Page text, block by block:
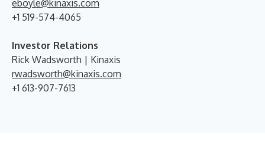
eboyle@kinaxis.com
+1 519-574-4065
Investor Relations
Rick Wadsworth | Kinaxis
rwadsworth@kinaxis.com
+1 613-907-7613